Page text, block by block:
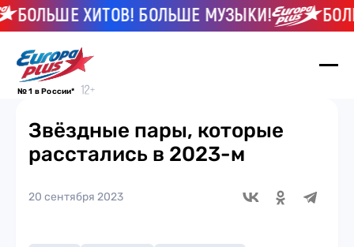
ХИТОВ! БОЛЬШЕ МУЗЫКИ!
№ 1 в России*
Звёздные пары, которые
расстались в 2023-м
20 сентября 2023